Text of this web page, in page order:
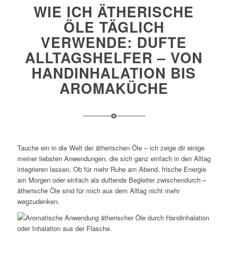
WIE ICH ÄTHERISCHE
ÖLE TÄGLICH
VERWENDE: DUFTE
ALLTAGSHELFER – VON
HANDINHALATION BIS
AROMAKÜCHE
Tauche ein in die Welt der ätherischen Öle – ich zeige dir einige
meiner liebsten Anwendungen, die sich ganz einfach in den Alltag
integrieren lassen. Ob für mehr Ruhe am Abend, frische Energie
am Morgen oder einfach als duftende Begleiter zwischendurch –
ätherische Öle sind für mich aus dem Alltag nicht mehr
wegzudenken.